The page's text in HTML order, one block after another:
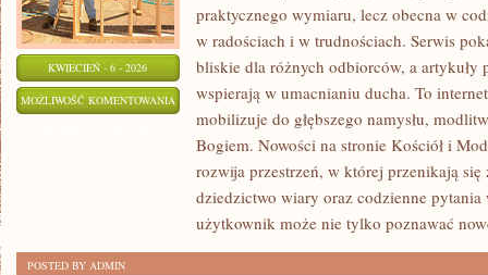
KWIECIEŃ - 6 - 2026
MOŻLIWOŚĆ KOMENTOWANIA BIBLIA
ŻYCIU
WIERZĄCEGO
praktycznego wymiaru, lecz obecna w
w radościach i w trudnościach. Serwis
bliskie dla różnych odbiorców, a artykuły
wspierają w umacnianiu ducha. To
mobilizuje do głębszego namysłu,
Bogiem. Nowości na stronie Kościół i
rozwija przestrzeń, w której przenikają
dziedzictwo wiary oraz codzienne
użytkownik może nie tylko poznawać
POSTED BY ADMIN